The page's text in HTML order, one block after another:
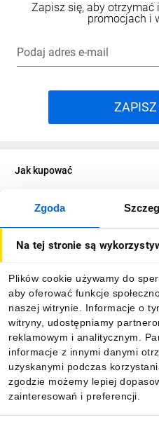
Zgoda
Na tej stronie są
Plików cookie używamy do
aby oferować funkcje
naszej witrynie. Informacje o
witryny, udostępniamy
reklamowym i analitycznym.
informacje z innymi danymi
uzyskanymi podczas
zgodzie możemy lepiej
zainteresowań i preferencji.
Zapisz się, aby
promocjach i
Podaj adres e-mail
ZAPISZ
Jak kupować
O firmie
Informacje
Pobierz naszą